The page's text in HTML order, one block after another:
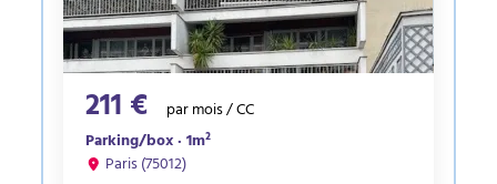
211 €
par mois / CC
Parking/box · 1m²
Paris (75012)